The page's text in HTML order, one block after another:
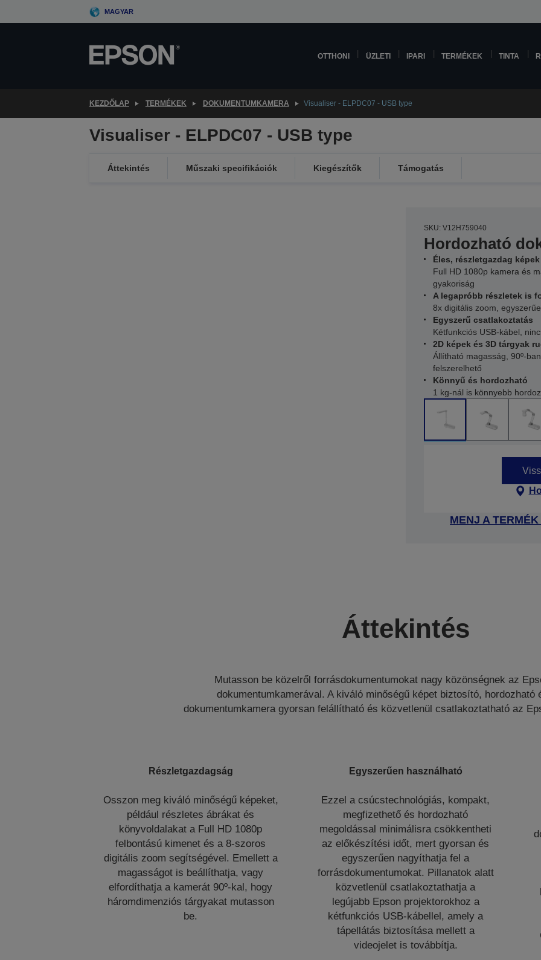
to
MAGYAR
OTTHONI ÜZLETI IPARI TERMÉKEK TINTA
KEZDŐLAP TERMÉKEK DOKUMENTUMKAMERA Visualiser - ELPDC07 - USB type
Visualiser - ELPDC07 - USB type
Áttekintés Műszaki specifikációk Kiegészítők Támogatás
SKU: V12H759040
Hordozható
Éles, részletgazdag képek
Full HD 1080p kamera és
gyakoriság
A legapróbb részletek is
8x digitális zoom,
Egyszerű csatlakoztatás
Kétfunkciós USB-kábel,
2D képek és 3D tárgyak
Állítható magasság, 90º-
felszerelhető
Könnyű és hordozható
1 kg-nál is könnyebb
MENJ A
Áttekintés
Mutasson be közelről forrásdokumentumokat nagy közönségnek az
dokumentumkamerával. A kiváló minőségű képet biztosító, hordozható
dokumentumkamera gyorsan felállítható és közvetlenül csatlakoztatható az
Részletgazdagság
Osszon meg kiváló minőségű képeket,
például részletes ábrákat és
könyvoldalakat a Full HD 1080p
felbontású kimenet és a 8-szoros
digitális zoom segítségével. Emellett a
magasságot is beállíthatja, vagy
elfordíthatja a kamerát 90º-kal, hogy
háromdimenziós tárgyakat mutasson
be.
Egyszerűen használható
Ezzel a csúcstechnológiás, kompakt,
megfizethető és hordozható
megoldással minimálisra csökkentheti
az előkészítési időt, mert gyorsan és
egyszerűen nagyíthatja fel a
forrásdokumentumokat. Pillanatok alatt
közvetlenül csatlakoztathatja a
legújabb Epson projektorokhoz a
kétfunkciós USB-kábellel, amely a
tápellátás biztosítása mellett a
videojelet is továbbítja.